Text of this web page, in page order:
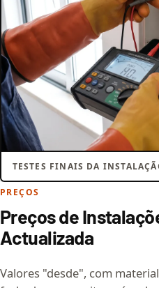
TESTES FINAIS DA
PREÇOS
Preços de
Actualizada
Valores "desde", com